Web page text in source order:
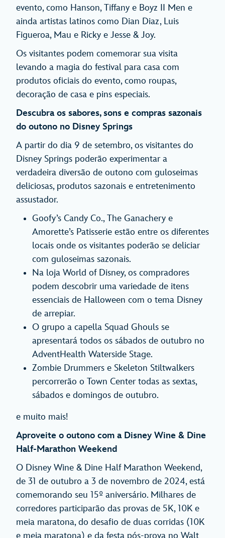
evento, como Hanson, Tiffany e Boyz II Men e
ainda artistas latinos como Dian Diaz, Luis
Figueroa, Mau e Ricky e Jesse & Joy.
Os visitantes podem comemorar sua visita
levando a magia do festival para casa com
produtos oficiais do evento, como roupas,
decoração de casa e pins especiais.
Descubra os sabores, sons e compras sazonais
do outono no Disney Springs
A partir do dia 9 de setembro, os visitantes do
Disney Springs poderão experimentar a
verdadeira diversão de outono com guloseimas
deliciosas, produtos sazonais e entretenimento
assustador.
Goofy’s Candy Co., The Ganachery e
Amorette’s Patisserie estão entre os diferentes
locais onde os visitantes poderão se deliciar
com guloseimas sazonais.
Na loja World of Disney, os compradores
podem descobrir uma variedade de itens
essenciais de Halloween com o tema Disney
de arrepiar.
O grupo a capella Squad Ghouls se
apresentará todos os sábados de outubro no
AdventHealth Waterside Stage.
Zombie Drummers e Skeleton Stiltwalkers
percorrerão o Town Center todas as sextas,
sábados e domingos de outubro.
e muito mais!
Aproveite o outono com a Disney Wine & Dine
Half-Marathon Weekend
O Disney Wine & Dine Half Marathon Weekend,
de 31 de outubro a 3 de novembro de 2024, está
comemorando seu 15º aniversário. Milhares de
corredores participarão das provas de 5K, 10K e
meia maratona, do desafio de duas corridas (10K
e meia maratona) e da festa pós-prova no Walt